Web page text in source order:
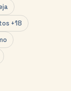
+18